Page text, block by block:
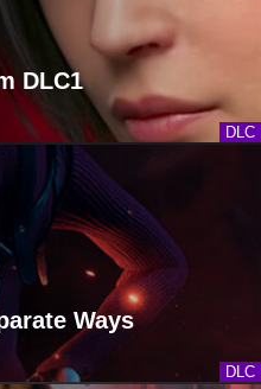
DLC
DLC1
DLC
Ways